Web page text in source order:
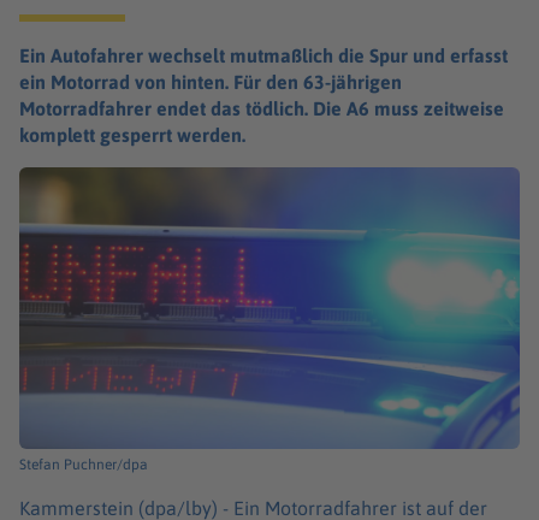
Ein Autofahrer wechselt mutmaßlich die Spur und erfasst
ein Motorrad von hinten. Für den 63-jährigen
Motorradfahrer endet das tödlich. Die A6 muss zeitweise
komplett gesperrt werden.
Stefan Puchner/dpa
Kammerstein (dpa/lby) - Ein Motorradfahrer ist auf der